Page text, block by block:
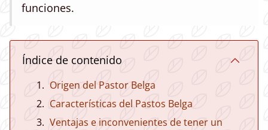
funciones.
Índice de contenido
Origen del Pastor Belga
Características del Pastos Belga
Ventajas e inconvenientes de tener un